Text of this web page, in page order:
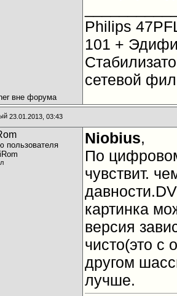
Philips
101 +
сетевой
23.01.2013, 03:43
Niobius,
По
чувствит.
картинка
версия
чисто(это с
другом
лучше.